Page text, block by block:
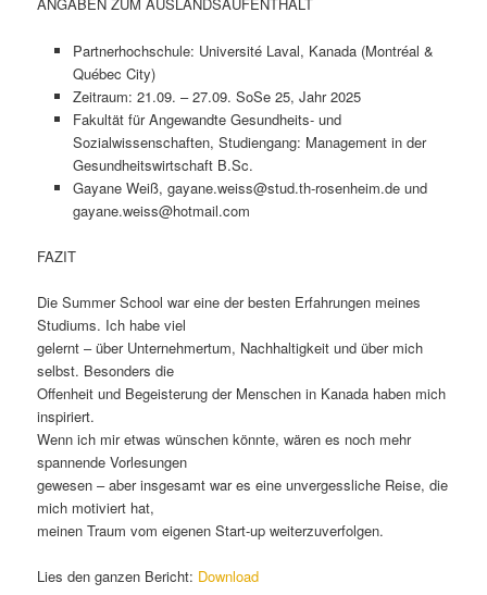
ANGABEN ZUM AUSLANDSAUFENTHALT
Partnerhochschule: Université Laval, Kanada (Montréal &
Québec City)
Zeitraum: 21.09. – 27.09. SoSe 25, Jahr 2025
Fakultät für Angewandte Gesundheits- und
Sozialwissenschaften, Studiengang: Management in der
Gesundheitswirtschaft B.Sc.
Gayane Weiß, gayane.weiss@stud.th-rosenheim.de und
gayane.weiss@hotmail.com
FAZIT
Die Summer School war eine der besten Erfahrungen meines
Studiums. Ich habe viel
gelernt – über Unternehmertum, Nachhaltigkeit und über mich
selbst. Besonders die
Offenheit und Begeisterung der Menschen in Kanada haben mich
inspiriert.
Wenn ich mir etwas wünschen könnte, wären es noch mehr
spannende Vorlesungen
gewesen – aber insgesamt war es eine unvergessliche Reise, die
mich motiviert hat,
meinen Traum vom eigenen Start-up weiterzuverfolgen.
Lies den ganzen Bericht: Download